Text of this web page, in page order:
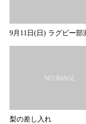
9月11日(日) ラグビー部
梨の差し入れ